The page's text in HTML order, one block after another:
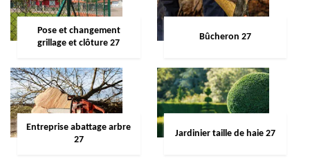
Pose et changement
grillage et clôture 27
Bûcheron 27
Entreprise abattage arbre
27
Jardinier taille de haie 27